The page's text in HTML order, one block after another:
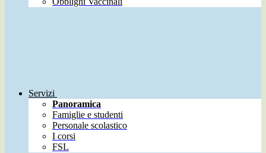
Servizi
Panoramica
Famiglie e studenti
Personale scolastico
I corsi
FSL